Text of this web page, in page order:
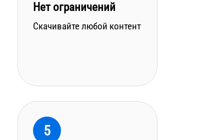
Нет ограничений
Скачивайте любой контент
5